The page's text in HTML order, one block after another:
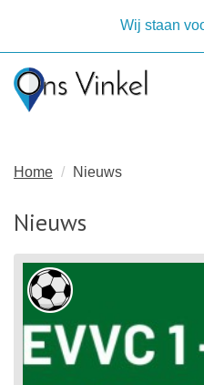
Wij staan
Home Nieuws
Nieuws